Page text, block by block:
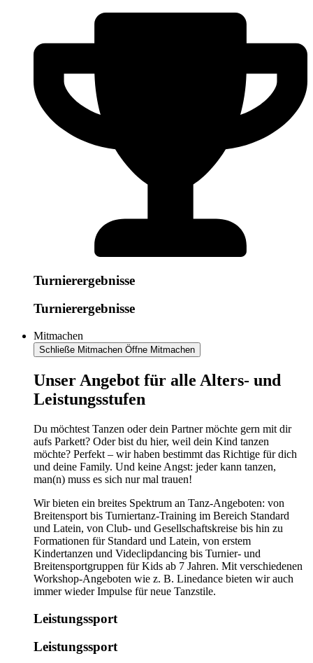
Turnierergebnisse
Turnierergebnisse
Mitmachen
Schließe Mitmachen Öffne Mitmachen
​​​Unser Angebot für alle Alters- und
Leistungsstufen
Du möchtest Tanzen oder dein Partner möchte gern mit dir
aufs Parkett? Oder bist du hier, weil dein Kind tanzen
möchte? Perfekt – wir haben bestimmt das Richtige für dich
und deine Family. Und keine Angst: jeder kann tanzen,
man(n) muss es sich nur mal trauen!
Wir bieten ein breites Spektrum an Tanz-Angeboten: von
Breitensport bis Turniertanz-Training im Bereich Standard
und Latein, von Club- und Gesellschaftskreise bis hin zu
Formationen für Standard und Latein, von erstem
Kindertanzen und Videclipdancing bis Turnier- und
Breitensportgruppen für Kids ab 7 Jahren. Mit verschiedenen
Workshop-Angeboten wie z. B. Linedance bieten wir auch
immer wieder Impulse für neue Tanzstile.
Leistungssport
Leistungssport